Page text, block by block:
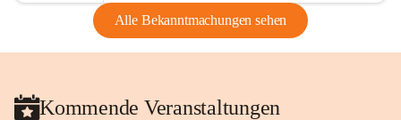
Alle Bekanntmachungen sehen
Kommende Veranstaltungen